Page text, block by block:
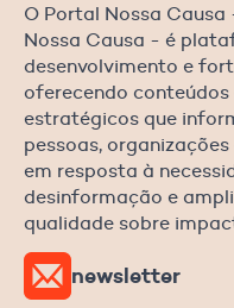
O Portal Nossa
Nossa Causa - é
desenvolvimento e
oferecendo
estratégicos que
pessoas,
em resposta à
desinformação e
qualidade sobre
newsletter